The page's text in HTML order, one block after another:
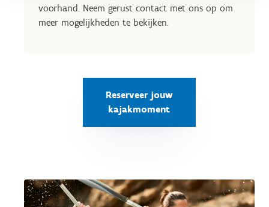
voorhand. Neem gerust contact met ons op om
meer mogelijkheden te bekijken.
Reserveer jouw
kajakmoment